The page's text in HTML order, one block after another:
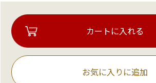
お気に入りに追加